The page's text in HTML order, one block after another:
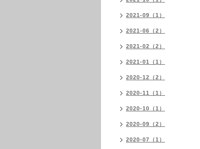
2021-09（1）
2021-06（2）
2021-02（2）
2021-01（1）
2020-12（2）
2020-11（1）
2020-10（1）
2020-09（2）
2020-07（1）